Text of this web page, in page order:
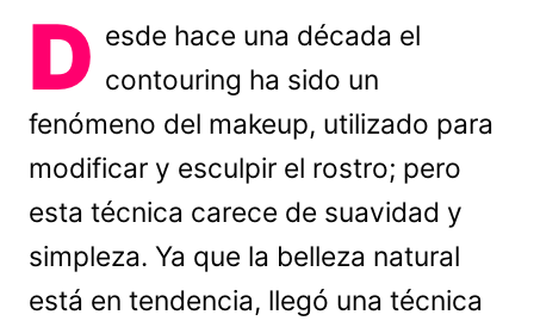
D esde hace una década el
contouring ha sido un
fenómeno del makeup, utilizado para
modificar y esculpir el rostro; pero
esta técnica carece de suavidad y
simpleza. Ya que la belleza natural
está en tendencia, llegó una técnica